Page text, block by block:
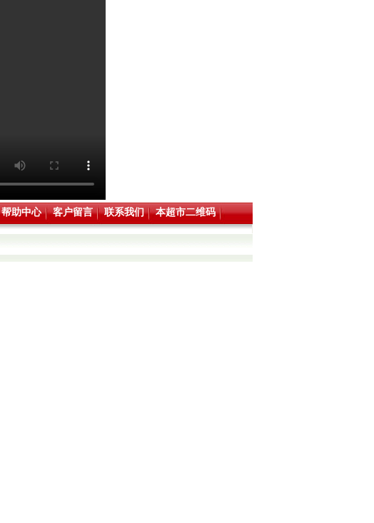
帮助中心 客户留言 联系我们 本超市二维码